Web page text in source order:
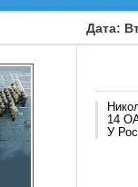
Дата:
14
У